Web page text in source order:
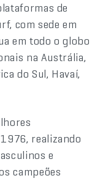
de
com sede em
em todo o globo
na Austrália,
do Sul, Havaí,
realizando
e
campeões